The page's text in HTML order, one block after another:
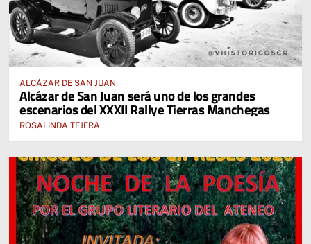
ALCÁZAR DE SAN JUAN
Alcázar de San Juan será uno de los grandes
escenarios del XXXII Rallye Tierras Manchegas
ROSALINDA TEJERA